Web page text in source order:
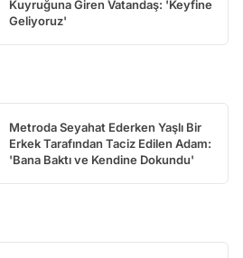
Kuyruğuna Giren Vatandaş: 'Keyfine
Geliyoruz'
Metroda Seyahat Ederken Yaşlı Bir
Erkek Tarafından Taciz Edilen Adam:
'Bana Baktı ve Kendine Dokundu'